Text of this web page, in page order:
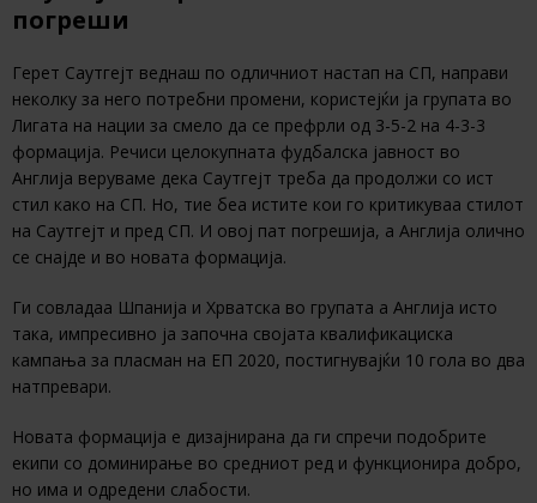
погреши
Герет Саутгејт веднаш по одличниот настап на СП, направи
неколку за него потребни промени, користејќи ја групата во
Лигата на нации за смело да се префрли од 3-5-2 на 4-3-3
формација. Речиси целокупната фудбалска јавност во
Англија веруваме дека Саутгејт треба да продолжи со ист
стил како на СП. Но, тие беа истите кои го критикуваа стилот
на Саутгејт и пред СП. И овој пат погрешија, а Англија олично
се снајде и во новата формација.
Ги совладаа Шпанија и Хрватска во групата а Англија исто
така, импресивно ја започна својата квалификациска
кампања за пласман на ЕП 2020, постигнувајќи 10 гола во два
натпревари.
Новата формација е дизајнирана да ги спречи подобрите
екипи со доминирање во средниот ред и функционира добро,
но има и одредени слабости.